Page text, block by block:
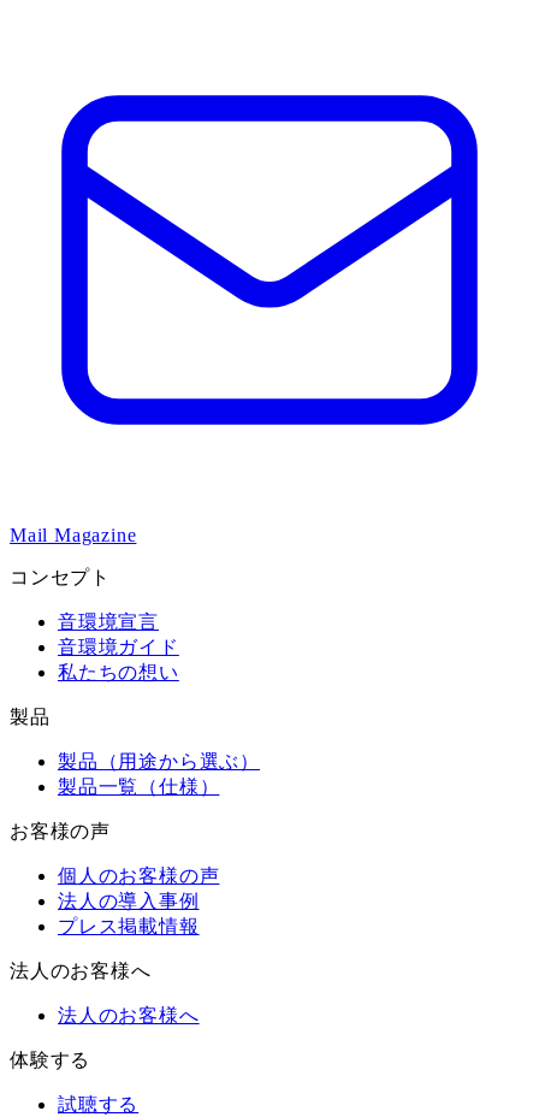
Mail Magazine
コンセプト
音環境宣言
音環境ガイド
私たちの想い
製品
製品（用途から選ぶ）
製品一覧（仕様）
お客様の声
個人のお客様の声
法人の導入事例
プレス掲載情報
法人のお客様へ
法人のお客様へ
体験する
試聴する